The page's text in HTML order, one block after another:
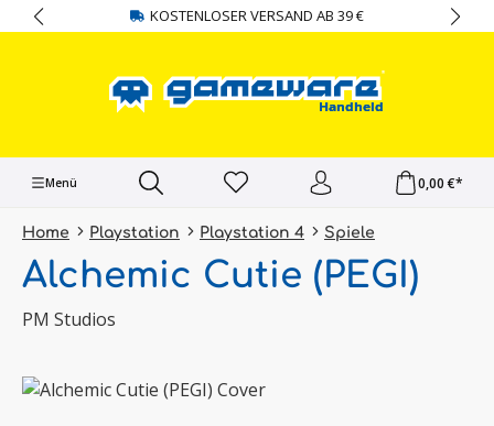
springen KOSTENLOSER VERSAND AB 39 €
Menü 0,00 €*
Home Playstation Playstation 4 Spiele
Alchemic Cutie (PEGI)
PM Studios
Bildergalerie überspringen